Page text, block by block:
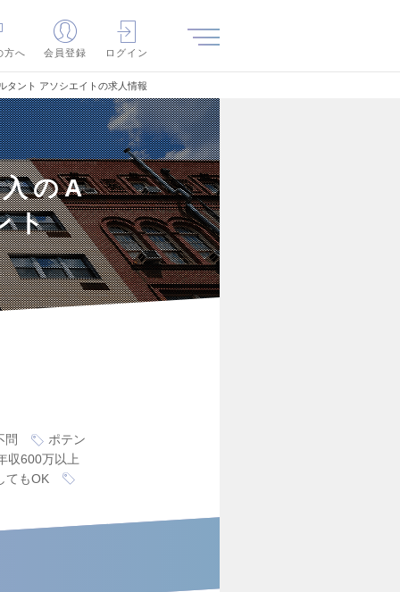
方へ 会員登録 ログイン
タント アソシエイトの求人情報
のA
ト
問
ポテン
収600万以上
てもOK